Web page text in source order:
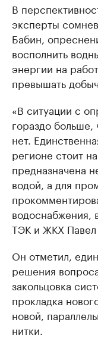
В
эксперты
Бабин,
восполнить
энергии на
превышать
«В ситуации с
гораздо больше,
нет.
регионе стоит
предназначена
водой, а для
водоснабжения,
ТЭК и ЖКХ Павел
Он отметил,
решения
закольцовка
прокладка
новой,
нитки.